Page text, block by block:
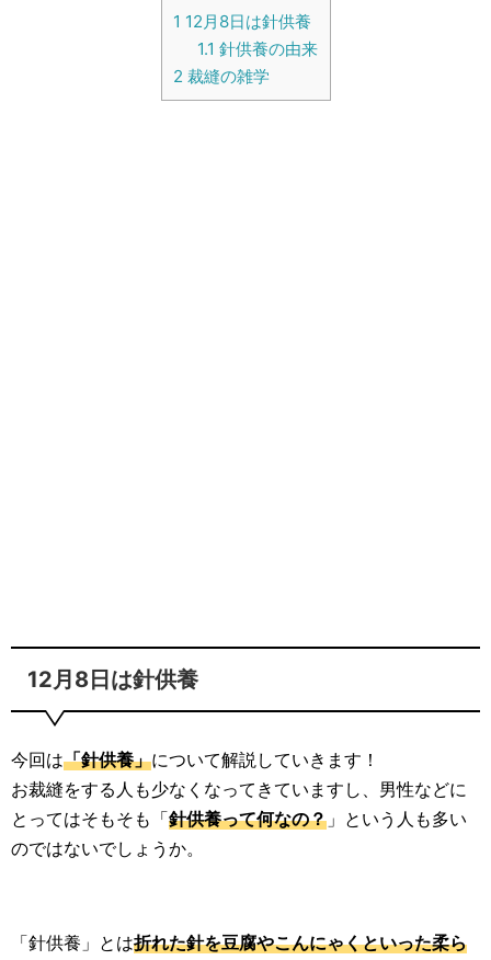
1 12月8日は針供養
1.1 針供養の由来
2 裁縫の雑学
12月8日は針供養
今回は「針供養」について解説していきます！
お裁縫をする人も少なくなってきていますし、男性などに
とってはそもそも「針供養って何なの？ 」という人も多い
のではないでしょうか。
「針供養」とは折れた針を豆腐やこんにゃくといった柔ら